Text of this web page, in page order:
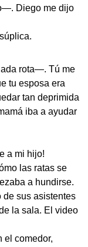
Diego me dijo
rota—. Tú me
tu esposa era
tan deprimida
iba a ayudar
a mi hijo!
las ratas se
a hundirse.
de sus asistentes
la sala. El video
el comedor,